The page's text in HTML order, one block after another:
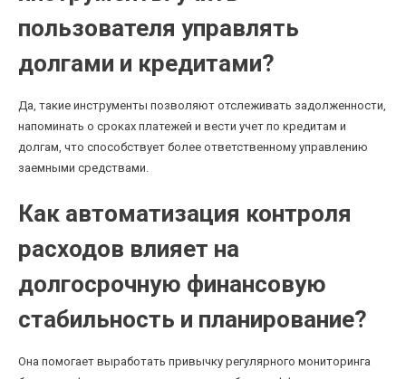
пользователя управлять
долгами и кредитами?
Да, такие инструменты позволяют отслеживать задолженности,
напоминать о сроках платежей и вести учет по кредитам и
долгам, что способствует более ответственному управлению
заемными средствами.
Как автоматизация контроля
расходов влияет на
долгосрочную финансовую
стабильность и планирование?
Она помогает выработать привычку регулярного мониторинга